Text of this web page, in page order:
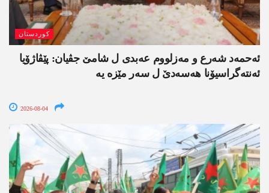
کوردستان
ئەحمەد شەرع و مەزلووم عەبدی ل شامێ جڤیان: پێڤاژۆیا
ئەنتەگراسیۆنا ھەسەدێ ل سەر مێزە یە
2026-08-04